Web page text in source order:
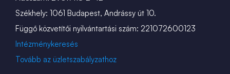
Székhely: 1061 Budapest, Andrássy út 10.
Függő közvetítői nyilvántartási szám: 221072600123
Intézménykeresés
Tovább az üzletszabályzathoz